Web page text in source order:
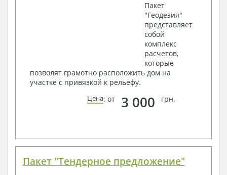
Пакет
"Геодезия"
представляет
собой
комплекс
расчетов,
которые
позволят грамотно расположить дом на
участке с привязкой к рельефу.
Цена: от 3 000 грн.
Пакет "Тендерное предложение"